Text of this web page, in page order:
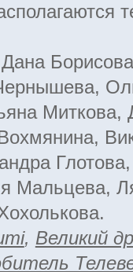
Миткова,
Мальцева,
, Великий